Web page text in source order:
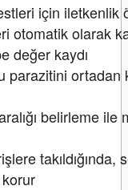
için iletkenlik
otomatik olarak
değer kaydı
parazitini ortadan
belirleme ile
takıldığında,
korur